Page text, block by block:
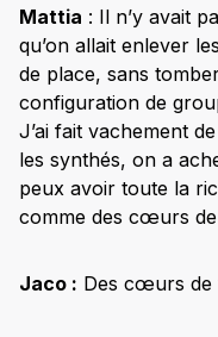
Mattia : Il n’y avait
qu’on allait enlever
de place, sans
configuration de
J’ai fait vachement
les synthés, on a
peux avoir toute la
comme des cœurs de
Jaco : Des cœurs de